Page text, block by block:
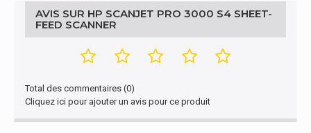
AVIS SUR HP SCANJET PRO 3000 S4 SHEET-
FEED SCANNER
Total des commentaires (0)
Cliquez ici pour ajouter un avis pour ce produit